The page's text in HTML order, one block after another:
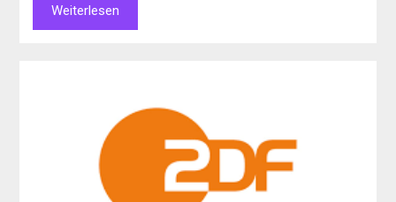
Weiterlesen